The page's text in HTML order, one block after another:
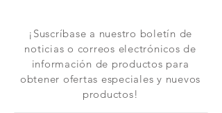
¡Suscríbase a nuestro boletín de
noticias o correos electrónicos de
información de productos para
obtener ofertas especiales y nuevos
productos!